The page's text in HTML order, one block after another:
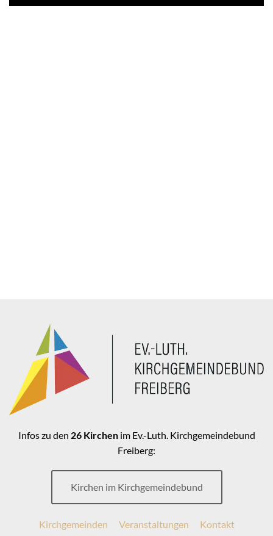
Infos zu den 26 Kirchenim Ev.-Luth. Kirchgemeindebund
Freiberg:
Kirchen im Kirchgemeindebund
Kirchgemeinden Veranstaltungen Kontakt